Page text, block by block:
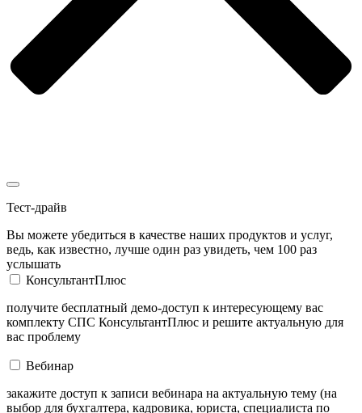
Тест-драйв
Вы можете убедиться в качестве наших продуктов и услуг,
ведь, как известно, лучше один раз увидеть, чем 100 раз
услышать
КонсультантПлюс
получите бесплатный демо-доступ к интересующему вас
комплекту СПС КонсультантПлюс и решите актуальную для
вас проблему
Вебинар
закажите доступ к записи вебинара на актуальную тему (на
выбор для бухгалтера, кадровика, юриста, специалиста по